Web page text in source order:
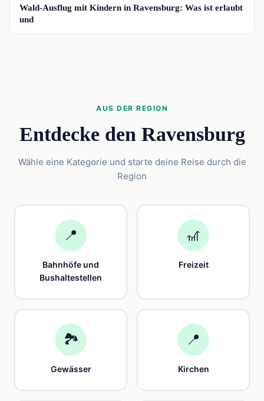
Wald-Ausflug mit Kindern in Ravensburg: Was ist erlaubt
und
AUS DER REGION
Entdecke den Ravensburg
Wähle eine Kategorie und starte deine Reise durch die
Region
📍
Bahnhöfe und
Bushaltestellen
🎢
Freizeit
🏞️
Gewässer
📍
Kirchen